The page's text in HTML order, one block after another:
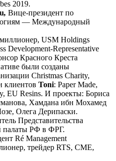
2019.
, Вице-президент по
— Международный
USM Holdings
Development-Representative
Красного Креста
были созданы
Christmas Charity,
клиентов Toni: Paper Made,
EU Resins. И проекты: Бориса
Хамдана ибн Мохамед
Олега Дерипаски.
Представительства
палаты РФ в ФРГ.
Ré Management
трейдер RTS, CME,